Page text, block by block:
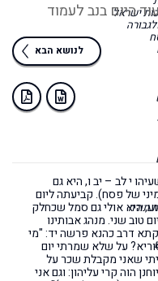
ישראל
תורה
היום בנב לעמוד
לנושא הבא
י לב – יב ו, היא גם
של פסח). קביעתה ליום
היא אולי גם סמל שכחלק
טוב שני. מנהג אבותינו
דרב כהנא פרשה יד: "מי
על שלא שמרתי יום
שאני מקבלת שכר על
הוה קרי עליהון: וגם אני